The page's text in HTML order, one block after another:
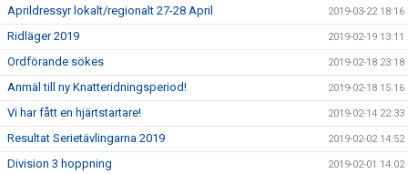
Aprildressyr lokalt/regionalt 27-28 April 2019-03-22 18:16
Ridläger 2019 2019-02-19 13:11
Ordförande sökes 2019-02-18 23:18
Anmäl till ny Knatteridningsperiod! 2019-02-18 15:16
Vi har fått en hjärtstartare! 2019-02-14 22:33
Resultat Serietävlingarna 2019 2019-02-02 14:52
Division 3 hoppning 2019-02-01 14:02